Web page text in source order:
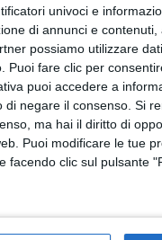
univoci e
di annunci e
possiamo utilizzare
Puoi fare clic per
puoi accedere a
negare il consenso. Si
ma hai il diritto di
Puoi modificare le tue
facendo clic sul pulsante
E CULTURA